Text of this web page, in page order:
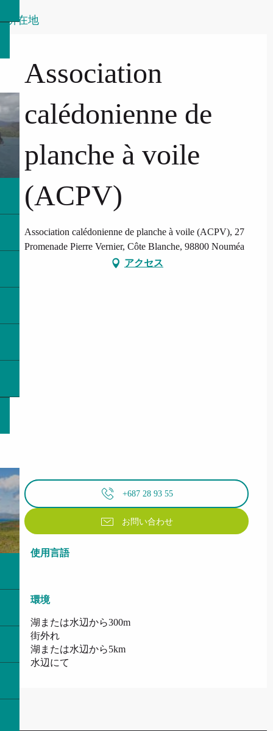
所在地
Association
calédonienne de
planche à voile
(ACPV)
Association calédonienne de planche à voile (ACPV), 27
Promenade Pierre Vernier, Côte Blanche, 98800 Nouméa
アクセス
+687 28 93 55
お問い合わせ
使用言語
使用言語
環境
環境
湖または水辺から300m
街外れ
湖または水辺から5km
水辺にて